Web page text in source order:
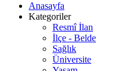
Anasayfa
Kategoriler
Resmî İlan
İlçe - Belde
Sağlık
Üniversite